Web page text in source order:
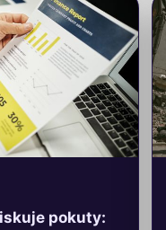
pokuty: